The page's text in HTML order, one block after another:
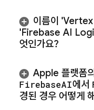
이름이 '
'Firebase AI
엇인가요?
Apple 플랫폼
FirebaseAI에서
경된 경우 어떻게